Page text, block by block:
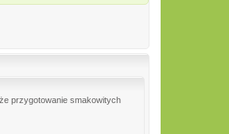
przygotowanie smakowitych